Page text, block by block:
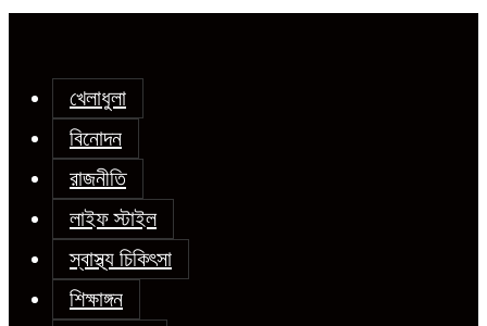
খেলাধুলা
বিনোদন
রাজনীতি
লাইফ স্টাইল
স্বাস্থ্য চিকিৎসা
শিক্ষাঙ্গন